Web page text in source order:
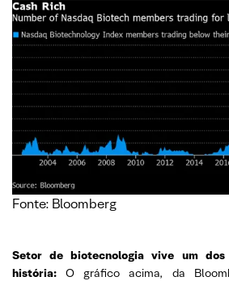
Fonte: Bloomberg
Setor de biotecnologia vive um dos
história: O gráfico acima, da